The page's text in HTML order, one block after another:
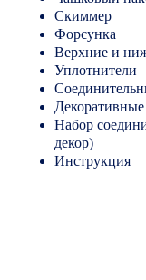
Скиммер
Форсунка
Верхние и
Уплотнители
Набор
декор)
Инструкция